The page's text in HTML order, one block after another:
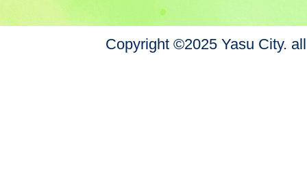
Copyright ©2025 Yasu City.